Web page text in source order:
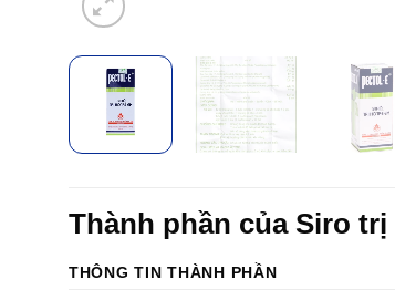
Thành phần của Siro
THÔNG TIN THÀNH PHẦN